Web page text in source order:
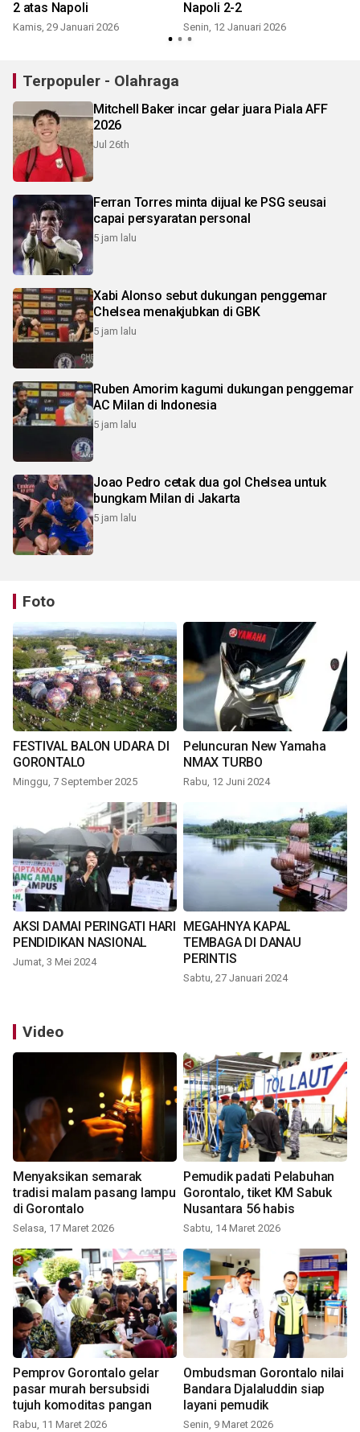
2 atas Napoli
Kamis, 29 Januari 2026
Napoli 2-2
Senin, 12 Januari 2026
Terpopuler - Olahraga
Mitchell Baker incar gelar juara Piala AFF
2026
Jul 26th
Ferran Torres minta dijual ke PSG seusai
capai persyaratan personal
5 jam lalu
Xabi Alonso sebut dukungan penggemar
Chelsea menakjubkan di GBK
5 jam lalu
Ruben Amorim kagumi dukungan penggemar
AC Milan di Indonesia
5 jam lalu
Joao Pedro cetak dua gol Chelsea untuk
bungkam Milan di Jakarta
5 jam lalu
Foto
FESTIVAL BALON UDARA DI
GORONTALO
Minggu, 7 September 2025
Peluncuran New Yamaha
NMAX TURBO
Rabu, 12 Juni 2024
AKSI DAMAI PERINGATI HARI
PENDIDIKAN NASIONAL
Jumat, 3 Mei 2024
MEGAHNYA KAPAL
TEMBAGA DI DANAU
PERINTIS
Sabtu, 27 Januari 2024
Video
Menyaksikan semarak
tradisi malam pasang lampu
di Gorontalo
Selasa, 17 Maret 2026
Pemudik padati Pelabuhan
Gorontalo, tiket KM Sabuk
Nusantara 56 habis
Sabtu, 14 Maret 2026
Pemprov Gorontalo gelar
pasar murah bersubsidi
tujuh komoditas pangan
Rabu, 11 Maret 2026
Ombudsman Gorontalo nilai
Bandara Djalaluddin siap
layani pemudik
Senin, 9 Maret 2026